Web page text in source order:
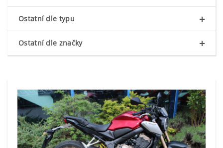
+
Ostatní dle typu
+
Ostatní dle značky